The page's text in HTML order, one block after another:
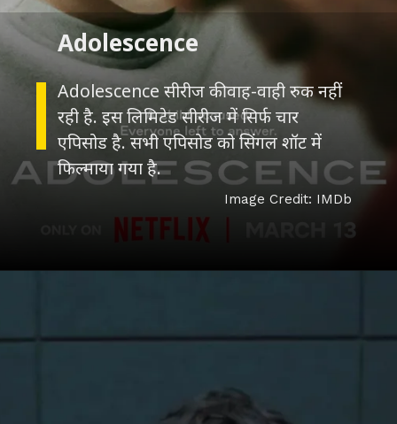
Adolescence सीरीज की वाह-वाही रुक नहीं
रही है. इस लिमिटेड सीरीज में सिर्फ चार
एपिसोड है. सभी एपिसोड को सिंगल शॉट में
फिल्माया गया है.
Image Credit: IMDb